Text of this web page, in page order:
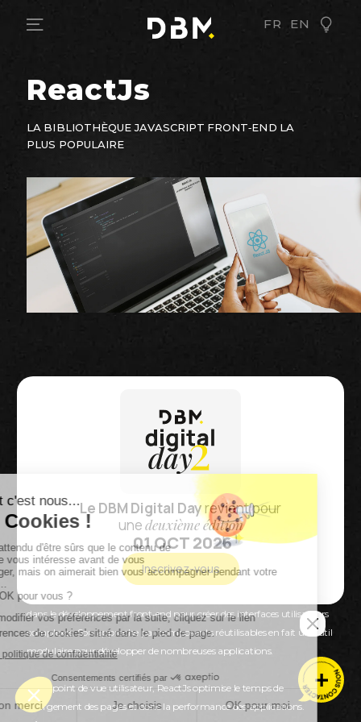
FR EN
ReactJs
LA BIBLIOTHÈQUE JAVASCRIPT FRONT-END LA
PLUS POPULAIRE
Une librairie
JavaScript évolutive
Quelles sont ses caractéristiques ?
Développée par Facebook, ReactJs est une librairie JavaScript utilisée
dans le développement front-end pour créer des interfaces utilisateurs
complexes. Son approche par composants réutilisables en fait un outil
modulaire pour développer de nombreuses applications.
D’un point de vue utilisateur, ReactJs optimise le temps de
chargement des pages et donc la performance des applications.
Le DBM Digital Dayrevient pour
unedeuxième édition
01 OCT 2026
Inscrivez-vous